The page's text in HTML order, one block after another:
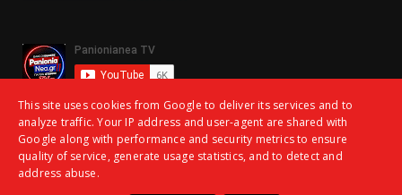
This site uses cookies from Google to deliver its services and to
analyze traffic. Your IP address and user-agent are shared with
Google along with performance and security metrics to ensure
quality of service, generate usage statistics, and to detect and
address abuse.